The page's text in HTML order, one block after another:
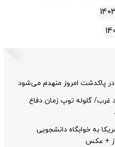
پاکدشت امروز منهدم می‌شود
غرب/ گلوله توپ زمان دفاع
به خوابگاه دانشجویی
+ عکس